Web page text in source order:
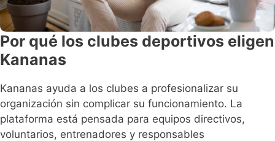
Por qué los clubes deportivos eligen
Kananas
Kananas ayuda a los clubes a profesionalizar su
organización sin complicar su funcionamiento. La
plataforma está pensada para equipos directivos,
voluntarios, entrenadores y responsables